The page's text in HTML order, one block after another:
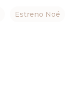
Estreno Noé